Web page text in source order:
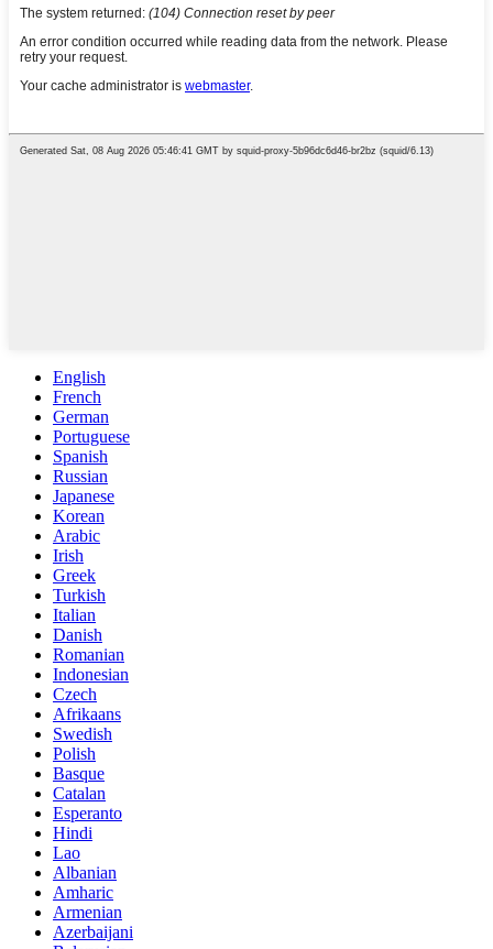
English
French
German
Portuguese
Spanish
Russian
Japanese
Korean
Arabic
Irish
Greek
Turkish
Italian
Danish
Romanian
Indonesian
Czech
Afrikaans
Swedish
Polish
Basque
Catalan
Esperanto
Hindi
Lao
Albanian
Amharic
Armenian
Azerbaijani